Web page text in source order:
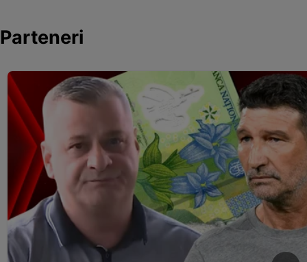
Parteneri